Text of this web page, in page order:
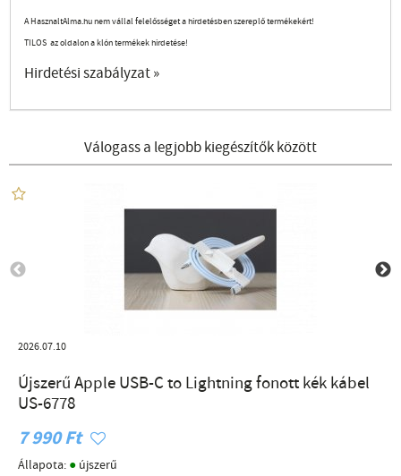
A HasznaltAlma.hu nem vállal felelősséget a hirdetésben szereplő termékekért!
TILOS az oldalon a klón termékek hirdetése!
Hirdetési szabályzat »
Válogass a legjobb kiegészítők között
2026.07.10
Újszerű Apple USB-C to Lightning fonott kék kábel
US-6778
7 990 Ft
Állapota: ● újszerű